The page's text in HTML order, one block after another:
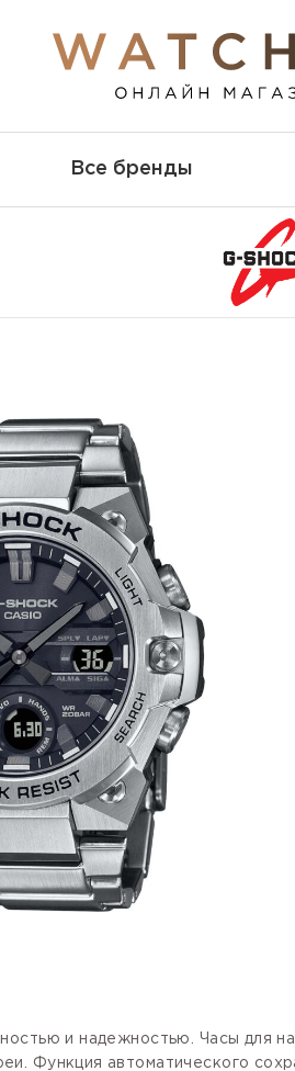
Все бренды
и надежностью. Часы для
Функция автоматического